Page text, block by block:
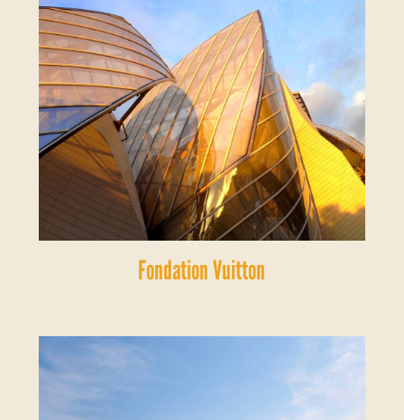
Fondation Vuitton